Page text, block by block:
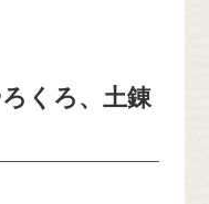
くろ、土錬